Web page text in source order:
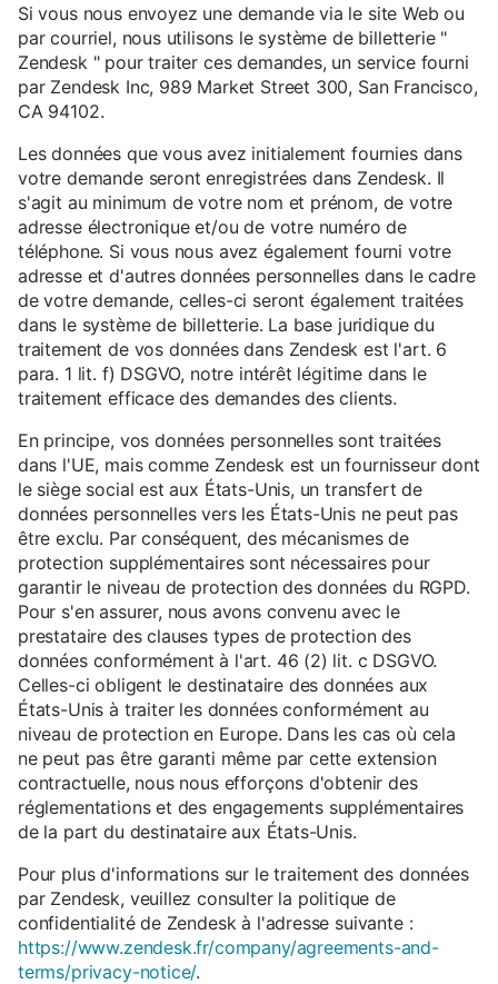
Si vous nous envoyez une demande via le site Web ou
par courriel, nous utilisons le système de billetterie "
Zendesk " pour traiter ces demandes, un service fourni
par Zendesk Inc, 989 Market Street 300, San Francisco,
CA 94102.
Les données que vous avez initialement fournies dans
votre demande seront enregistrées dans Zendesk. Il
s'agit au minimum de votre nom et prénom, de votre
adresse électronique et/ou de votre numéro de
téléphone. Si vous nous avez également fourni votre
adresse et d'autres données personnelles dans le cadre
de votre demande, celles-ci seront également traitées
dans le système de billetterie. La base juridique du
traitement de vos données dans Zendesk est l'art. 6
para. 1 lit. f) DSGVO, notre intérêt légitime dans le
traitement efficace des demandes des clients.
En principe, vos données personnelles sont traitées
dans l'UE, mais comme Zendesk est un fournisseur dont
le siège social est aux États-Unis, un transfert de
données personnelles vers les États-Unis ne peut pas
être exclu. Par conséquent, des mécanismes de
protection supplémentaires sont nécessaires pour
garantir le niveau de protection des données du RGPD.
Pour s'en assurer, nous avons convenu avec le
prestataire des clauses types de protection des
données conformément à l'art. 46 (2) lit. c DSGVO.
Celles-ci obligent le destinataire des données aux
États-Unis à traiter les données conformément au
niveau de protection en Europe. Dans les cas où cela
ne peut pas être garanti même par cette extension
contractuelle, nous nous efforçons d'obtenir des
réglementations et des engagements supplémentaires
de la part du destinataire aux États-Unis.
Pour plus d'informations sur le traitement des données
par Zendesk, veuillez consulter la politique de
confidentialité de Zendesk à l'adresse suivante :
https://www.zendesk.fr/company/agreements-and-
terms/privacy-notice/.